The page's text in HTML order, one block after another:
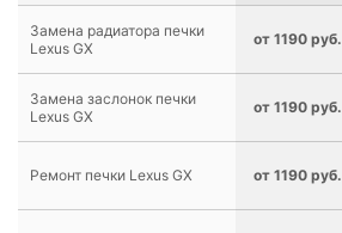
Замена радиатора печки
Lexus GX
от 1190 руб.
Замена заслонок печки
Lexus GX
от 1190 руб.
Ремонт печки Lexus GX от 1190 руб.